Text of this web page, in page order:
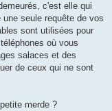
c'est elle qui
seule requête de vos
sont utilisées pour
où vous
salaces et des
de ceux qui ne sont
merde ?